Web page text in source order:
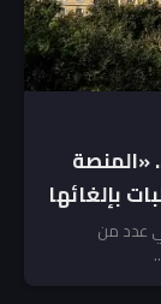
«المنصة
بإلغائها
عدد من